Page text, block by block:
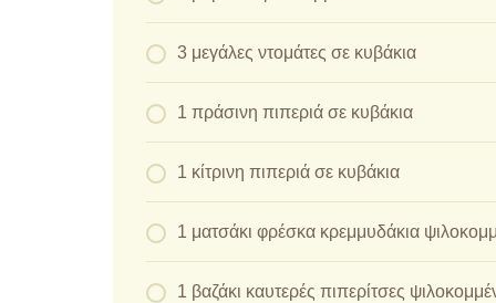
3 μεγάλες ντομάτες σε κυβάκια
1 πράσινη πιπεριά σε κυβάκια
1 κίτρινη πιπεριά σε κυβάκια
1 ματσάκι φρέσκα κρεμμυδάκια
1 βαζάκι καυτερές πιπερίτσες